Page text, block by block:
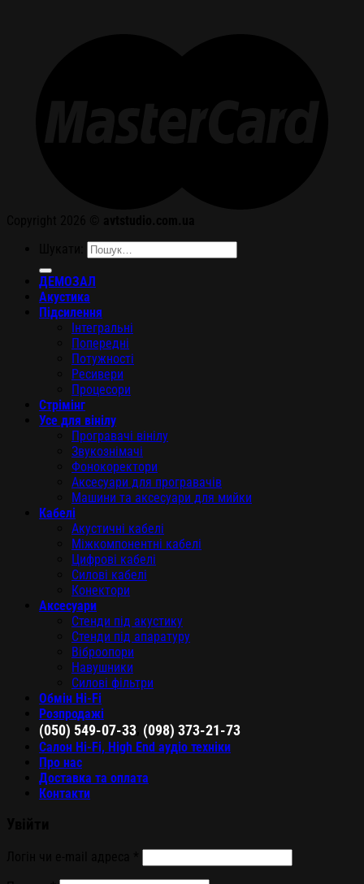
ДЕМОЗАЛ
Акустика
Підсилення
Інтегральні
Попередні
Потужності
Ресивери
Процесори
Стрімінг
Усе для вінілу
Програвачі вінілу
Звукознімачі
Фонокоректори
Аксесуари для програвачів
Машини та аксесуари для мийки
Кабелі
Акустичні кабелі
Міжкомпонентні кабелі
Цифрові кабелі
Силові кабелі
Конектори
Аксесуари
Стенди під акустику
Стенди під апаратуру
Віброопори
Навушники
Силові фільтри
Обмін Hi-Fi
Розпродажі
(050) 549-07-33 (098) 373-21-73
Салон Hi-Fi, High End аудіо техніки
Про нас
Доставка та оплата
Контакти